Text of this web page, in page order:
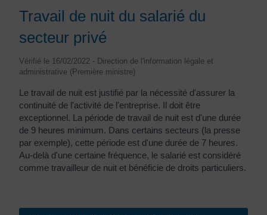
Travail de nuit du salarié du
secteur privé
Vérifié le 16/02/2022 - Direction de l'information légale et
administrative (Première ministre)
Le travail de nuit est justifié par la nécessité d'assurer la
continuité de l'activité de l'entreprise. Il doit être
exceptionnel. La période de travail de nuit est d'une durée
de 9 heures minimum. Dans certains secteurs (la presse
par exemple), cette période est d'une durée de 7 heures.
Au-delà d'une certaine fréquence, le salarié est considéré
comme travailleur de nuit et bénéficie de droits particuliers.